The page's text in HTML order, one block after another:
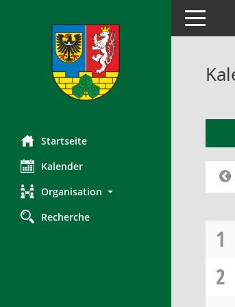
Startseite
Kalender
Organisation
Recherche
Toggle
1
2